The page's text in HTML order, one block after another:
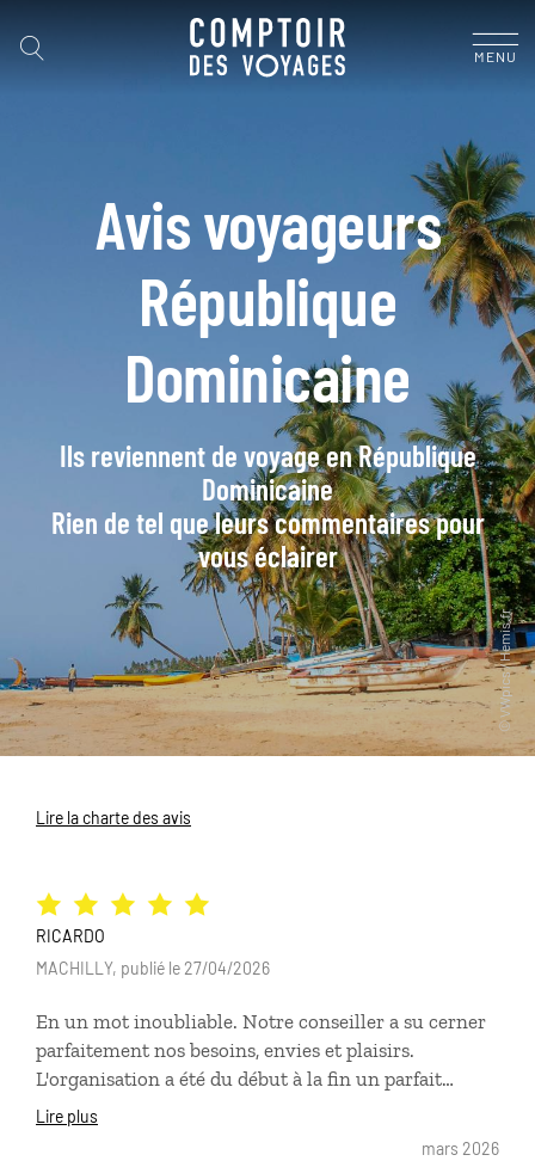
MENU
Avis voyageurs
République
Dominicaine
Ils reviennent de voyage en République
Dominicaine
Rien de tel que leurs commentaires pour
vous éclairer
Lire la charte des avis
En un mot inoubliable. Notre conseiller a su cerner
parfaitement nos besoins, envies et plaisirs.
L'organisation a été du début à la fin un parfait
succès. Nous avons été suivi avant, après et surtout
pendant le voyage. Tout était clair et finement ficelé.
Lire plus
mars 2026
RICARDO
MACHILLY, publié le 27/04/2026